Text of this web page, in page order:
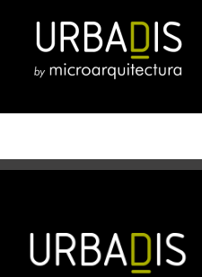
contenido